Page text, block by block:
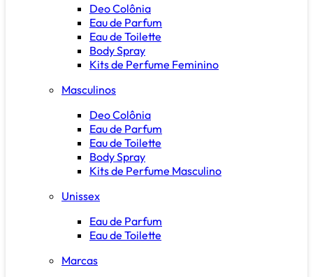
Deo Colônia
Eau de Parfum
Eau de Toilette
Body Spray
Kits de Perfume Feminino
Masculinos
Deo Colônia
Eau de Parfum
Eau de Toilette
Body Spray
Kits de Perfume Masculino
Unissex
Eau de Parfum
Eau de Toilette
Marcas